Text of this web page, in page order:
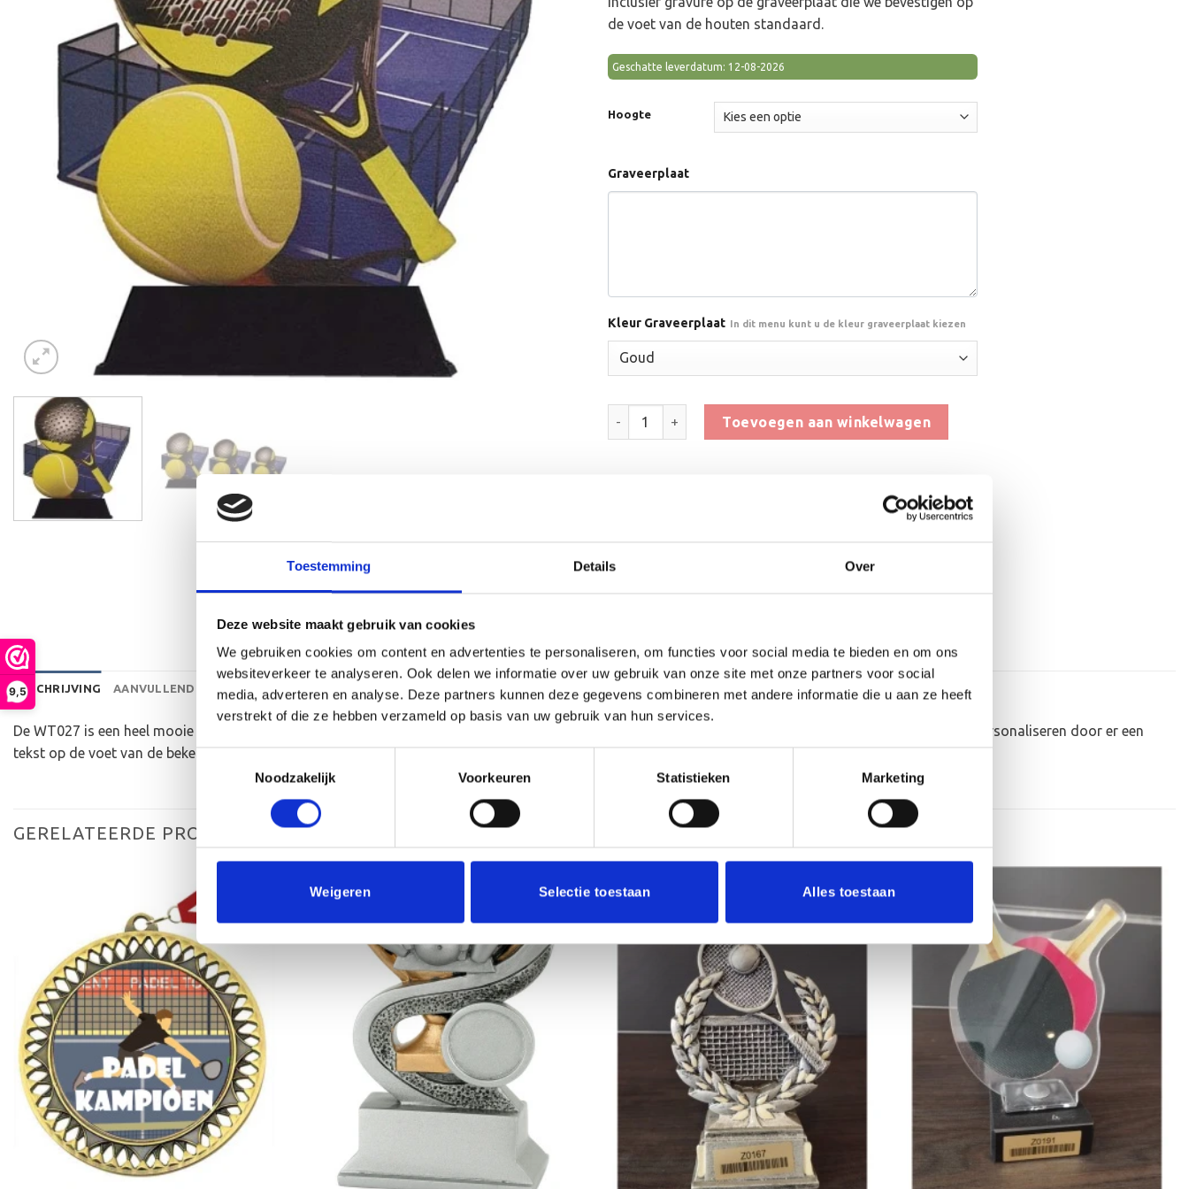
9,5
Toestemming Details Over
Deze website maakt gebruik van cookies
We gebruiken cookies om content en advertenties te personaliseren, om functies voor social media te bieden en om ons
websiteverkeer te analyseren. Ook delen we informatie over uw gebruik van onze site met onze partners voor social
media, adverteren en analyse. Deze partners kunnen deze gegevens combineren met andere informatie die u aan ze heeft
verstrekt of die ze hebben verzameld op basis van uw gebruik van hun services.
Noodzakelijk
Voorkeuren Statistieken Marketing
Weigeren Selectie toestaan Alles toestaan
€12.05
de voet van de houten standaard.
Geschatte leverdatum: 12-08-2026
Hoogte
Graveerplaat
Kleur Graveerplaat In dit menu kunt u de kleur graveerplaat kiezen
Houten Standaard voor Padel - WT027 aantal
Toevoegen aan winkelwagen
Categorieën:Beker met graveerplaat,Hout,Padel
BESCHRIJVING AANVULLENDE INFORMATIE BEOORDELINGEN (0)
De WT027 is een heel mooie houten standaard die zeer geschikt is voor ieder (sport)toernooi of businessevenement. We kunnen de houten standaard personaliseren door er een
tekst op de voet van de beker aan te brengen. We graveren de tekst gecentreerd op een aluminium plaatje.
GERELATEERDE PRODUCTEN
Toevoegen
verlanglijst
Toevoegen
aan
verlanglijst
Toevoegen
Toevoegen